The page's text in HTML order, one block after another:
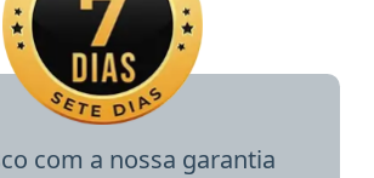
com a nossa garantia